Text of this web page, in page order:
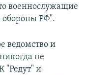
военнослужащие
обороны РФ".
ведомство и
не
"Редут" и